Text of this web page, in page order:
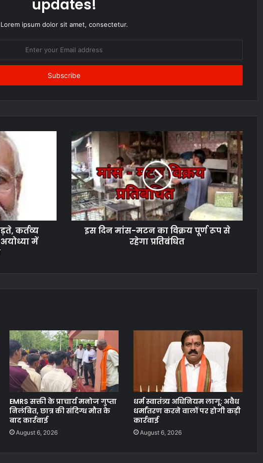
updates!
Lorem ipsum dolor sit amet, consectetur.
कर्तव्य
में
इस दिन मांस-मटन का विक्रय पूर्ण रूप से
रहेगा प्रतिबंधित
EMRS सक्ती के प्राचार्य मनोज गुप्ता
निलंबित, छात्र की संदिग्ध मौत के
बाद कार्रवाई
August 6, 2026
धर्म स्वातंत्र्य अधिनियम लागू: अवैध
धर्मांतरण करने वालों पर होगी कड़ी
कार्रवाई
August 6, 2026